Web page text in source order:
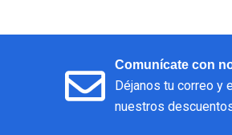
Comunícate con
Déjanos tu correo y
nuestros